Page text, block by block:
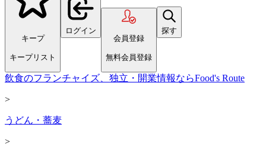
キープ
キープリスト
ログイン
会員登録
無料会員登録
探す
飲食のフランチャイズ、独立・開業情報ならFood's Route
>
うどん・蕎麦
>